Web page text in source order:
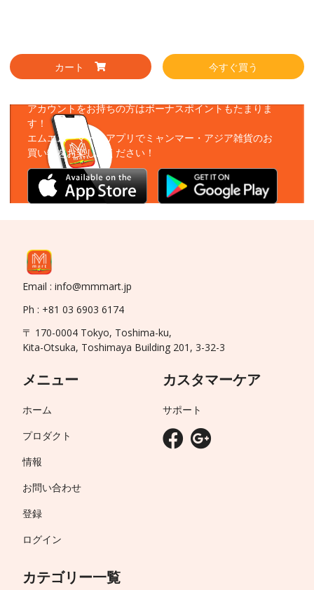
カート 今すぐ買う
アカウントをお持ちの方はボーナスポイントもたまりま
す！
エムエムーマートアプリでミャンマー・アジア雑貨のお
買い物をお楽しみください！
Email : info@mmmart.jp
Ph : +81 03 6903 6174
〒 170-0004 Tokyo, Toshima-ku,
Kita-Otsuka, Toshimaya Building 201, 3-32-3
メニュー
ホーム
プロダクト
情報
お問い合わせ
登録
ログイン
カテゴリー一覧
カスタマーケア
サポート